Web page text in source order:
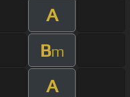
A
Bm
A